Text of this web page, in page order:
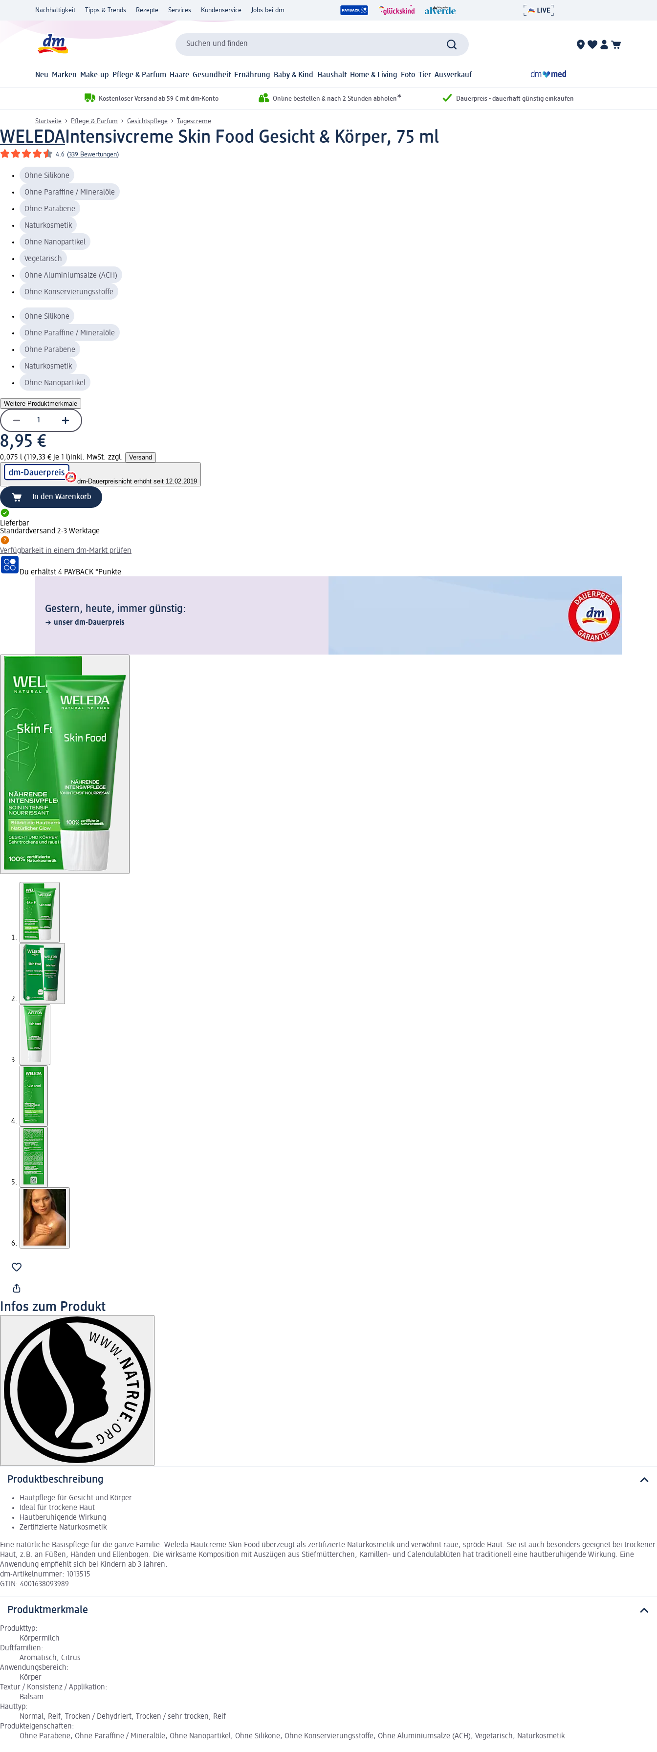
Nachhaltigkeit Tipps & Trends Rezepte Services Kundenservice Jobs bei dm
Suchen und finden
Neu Marken Make-up Pflege & Parfum Haare Gesundheit Ernährung Baby & Kind Haushalt Home & Living Foto Tier Ausverkauf
Kostenloser Versand ab 59 € mit dm-Konto Online bestellen & nach 2 Stunden abholen* Dauerpreis - dauerhaft günstig einkaufen
Startseite Pflege & Parfum Gesichtspflege Tagescreme
WELEDAIntensivcreme Skin Food Gesicht & Körper, 75 ml
4.6 (339 Bewertungen)
Ohne Silikone
Ohne Paraffine / Mineralöle
Ohne Parabene
Naturkosmetik
Ohne Nanopartikel
Vegetarisch
Ohne Aluminiumsalze (ACH)
Ohne Konservierungsstoffe
Ohne Silikone
Ohne Paraffine / Mineralöle
Ohne Parabene
Naturkosmetik
Ohne Nanopartikel
Weitere Produktmerkmale
8,95 €
0,075 l (119,33 € je 1 l)inkl. MwSt. zzgl. Versand
dm-Dauerpreisnicht erhöht seit 12.02.2019
In den Warenkorb
Lieferbar
Standardversand 2-3 Werktage
Verfügbarkeit in einem dm-Markt prüfen
Du erhältst 4 PAYBACK °Punkte
Gestern, heute, immer günstig:
unser dm-Dauerpreis
Infos zum Produkt
Produktbeschreibung
Hautpflege für Gesicht und Körper
Ideal für trockene Haut
Hautberuhigende Wirkung
Zertifizierte Naturkosmetik
Eine natürliche Basispflege für die ganze Familie: Weleda Hautcreme Skin Food überzeugt als zertifizierte Naturkosmetik und verwöhnt raue, spröde Haut. Sie ist auch besonders geeignet bei trockener
Haut, z.B. an Füßen, Händen und Ellenbogen. Die wirksame Komposition mit Auszügen aus Stiefmütterchen, Kamillen- und Calendulablüten hat traditionell eine hautberuhigende Wirkung. Eine
Anwendung empfiehlt sich bei Kindern ab 3 Jahren.
dm-Artikelnummer: 1013515
GTIN: 4001638093989
Produktmerkmale
Produkttyp:
Körpermilch
Duftfamilien:
Aromatisch, Citrus
Anwendungsbereich:
Körper
Textur / Konsistenz / Applikation:
Balsam
Hauttyp:
Normal, Reif, Trocken / Dehydriert, Trocken / sehr trocken, Reif
Produkteigenschaften:
Ohne Parabene, Ohne Paraffine / Mineralöle, Ohne Nanopartikel, Ohne Silikone, Ohne Konservierungsstoffe, Ohne Aluminiumsalze (ACH), Vegetarisch, Naturkosmetik